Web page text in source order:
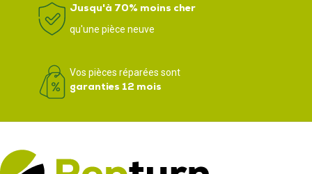
Jusqu'à 70% moins cher
qu'une pièce neuve
Vos pièces réparées sont
garanties 12 mois